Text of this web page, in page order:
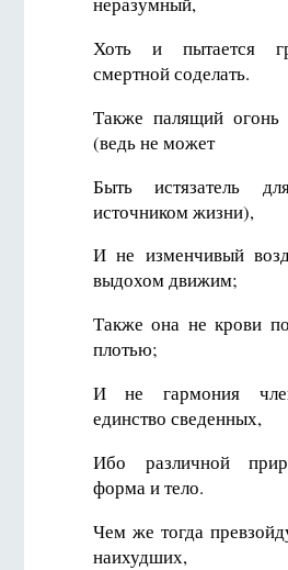
Хоть и пытается
смертной соделать.
Также палящий
(ведь не может
Быть истязатель
источником жизни),
И не изменчивый
выдохом движим;
Также она не крови
плотью;
И не гармония
единство сведенных,
Ибо различной
форма и тело.
Чем же тогда
наихудших,